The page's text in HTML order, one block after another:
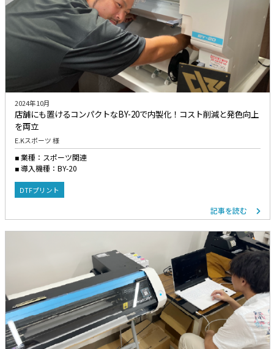
2024年10月
店舗にも置けるコンパクトなBY-20で内製化！コスト削減と発色向上
を両立
E.Kスポーツ 様
業種：スポーツ関連
導入機種：BY-20
DTFプリント
記事を読む